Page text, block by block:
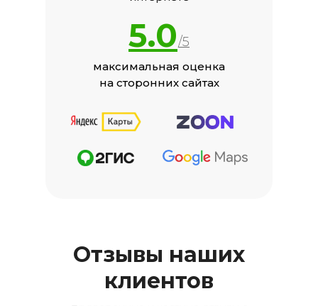
5.0/5
максимальная оценка
на сторонних сайтах
Отзывы наших
клиентов